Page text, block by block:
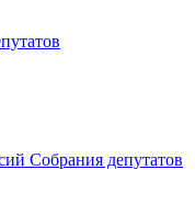
Собрания депутатов